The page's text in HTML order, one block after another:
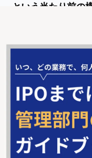
という当たり前の
⇒人事評価とは？
て解説
別評価項目を徹底
⇒人事評価制度の